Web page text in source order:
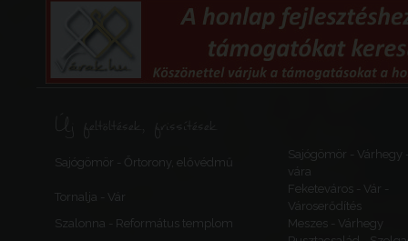
Új feltöltések, frissítések
Sajógömör - Őrtorony, elővédmű
Sajógömör - Várhegy
vára
Tornalja - Vár
Feketeváros - Vár -
Városerődítés
Szalonna - Református templom
Meszes - Várhegy